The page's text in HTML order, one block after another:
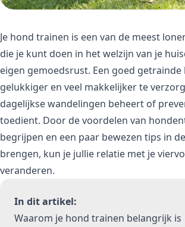
Je hond trainen is een van de meest
die je kunt doen in het welzijn van je
eigen gemoedsrust. Een goed getrainde
gelukkiger en veel makkelijker te
dagelijkse wandelingen beheert of
toedient. Door de voordelen van
begrijpen en een paar bewezen tips in
brengen, kun je jullie relatie met je
veranderen.
In dit artikel:
Waarom je hond trainen belangrijk is